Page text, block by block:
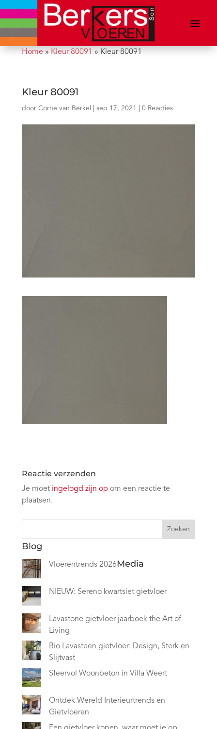
Home» Kleur 80091 » Kleur 80091
Kleur 80091
door Corne van Berkel sep 17, 2021 0 Reacties
Reactie verzenden
Je moet ingelogd zijn op om een reactie te
plaatsen.
Zoeken
Blog
Vloerentrends 2026
NIEUW: Sereno kwartsiet gietvloer
Lavastone gietvloer jaarboek the Art of
Living
Bio Lavasteen gietvloer: Design, Sterk en
Slijtvast
Sfeervol Woonbeton in Villa Weert
Ontdek Wereld Interieurtrends en
Gietvloeren
Media